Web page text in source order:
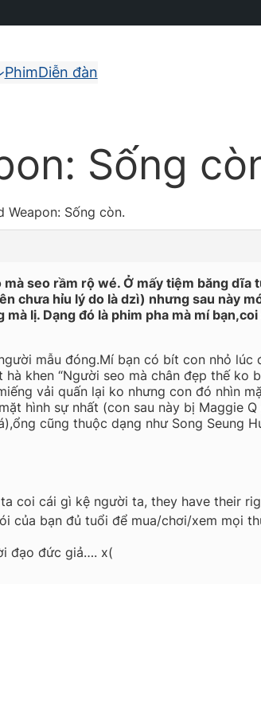
PhimDiễn đàn
Sống
Weapon: Sống còn.
seo rầm rộ wé. Ở mấy tiệm băng dĩa
chưa hỉu lý do là dzì) nhưng sau này
lị. Dạng đó là phim pha mà mí
mẫu đóng.Mí bạn có bít con nhỏ lúc
khen “Người seo mà chân đẹp thế ko
vải quấn lại ko nhưng con đó nhìn
hình sự nhất (con sau này bị Maggie
cũng thuộc dạng như Song Seung
coi cái gì kệ người ta, they have their
của bạn đủ tuổi để mua/chơi/xem mọi
đạo đức giả…. x(